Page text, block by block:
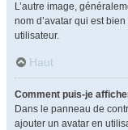
L’autre image,
nom d’avatar qui est
utilisateur.
Haut
Comment puis-je
Dans le panneau de
ajouter un avatar en